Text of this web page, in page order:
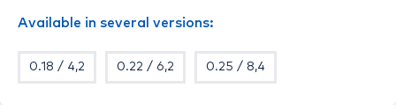
Available in several versions:
0.18 / 4,2 0.22 / 6,2 0.25 / 8,4